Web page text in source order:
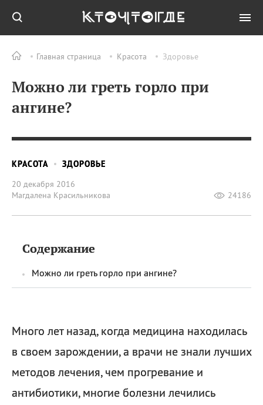
Главная страница Красота Здоровье
Можно ли греть горло при
ангине?
КРАСОТА
ЗДОРОВЬЕ
20 декабря 2016
Магдалена Красильникова
24186
Содержание
Можно ли греть горло при ангине?
Много лет назад, когда медицина находилась
в своем зарождении, а врачи не знали лучших
методов лечения, чем прогревание и
антибиотики, многие болезни лечились